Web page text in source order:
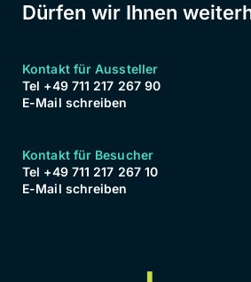
Dürfen wir Ihnen
Kontakt für Aussteller
Tel +49 711 217 267 90
E-Mail schreiben
Kontakt für Besucher
Tel +49 711 217 267 10
E-Mail schreiben